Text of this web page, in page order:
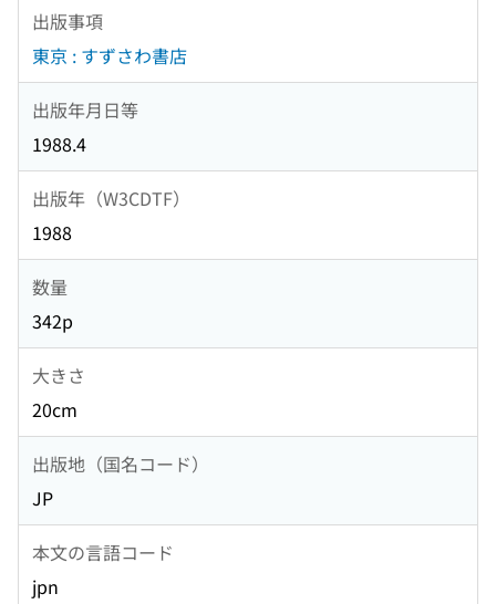
出版事項
東京 : すずさわ書店
出版年月日等
1988.4
出版年（W3CDTF）
1988
数量
342p
大きさ
20cm
出版地（国名コード）
JP
本文の言語コード
jpn